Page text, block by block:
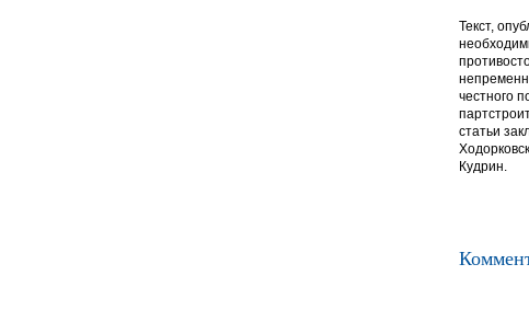
Текст,
честного
статьи
Кудрин.